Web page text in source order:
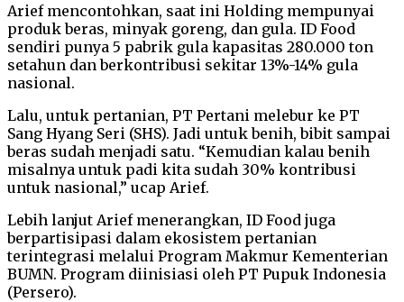
Arief mencontohkan, saat ini Holding mempunyai
produk beras, minyak goreng, dan gula. ID Food
sendiri punya 5 pabrik gula kapasitas 280.000 ton
setahun dan berkontribusi sekitar 13%-14% gula
nasional.
Lalu, untuk pertanian, PT Pertani melebur ke PT
Sang Hyang Seri (SHS). Jadi untuk benih, bibit sampai
beras sudah menjadi satu. “Kemudian kalau benih
misalnya untuk padi kita sudah 30% kontribusi
untuk nasional,” ucap Arief.
Lebih lanjut Arief menerangkan, ID Food juga
berpartisipasi dalam ekosistem pertanian
terintegrasi melalui Program Makmur Kementerian
BUMN. Program diinisiasi oleh PT Pupuk Indonesia
(Persero).